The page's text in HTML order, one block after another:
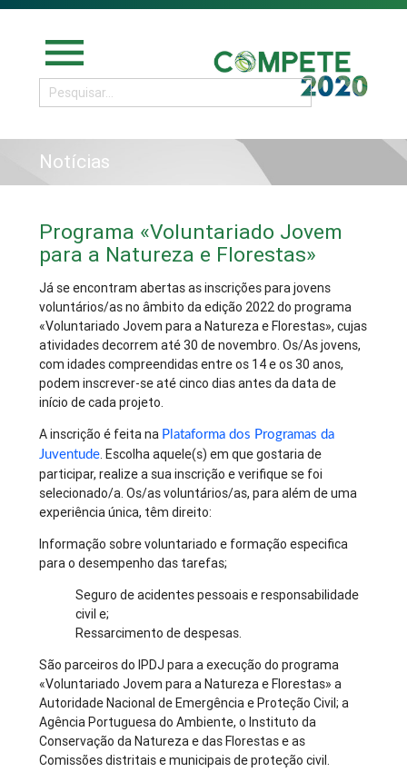
menu
Notícias
Programa «Voluntariado Jovem
para a Natureza e Florestas»
Já se encontram abertas as inscrições para jovens
voluntários/as no âmbito da edição 2022 do programa
«Voluntariado Jovem para a Natureza e Florestas», cujas
atividades decorrem até 30 de novembro. Os/As jovens,
com idades compreendidas entre os 14 e os 30 anos,
podem inscrever-se até cinco dias antes da data de
início de cada projeto.
A inscrição é feita na Plataforma dos Programas da
Juventude. Escolha aquele(s) em que gostaria de
participar, realize a sua inscrição e verifique se foi
selecionado/a. Os/as voluntários/as, para além de uma
experiência única, têm direito:
Informação sobre voluntariado e formação especifica
para o desempenho das tarefas;
Seguro de acidentes pessoais e responsabilidade
civil e;
Ressarcimento de despesas.
São parceiros do IPDJ para a execução do programa
«Voluntariado Jovem para a Natureza e Florestas» a
Autoridade Nacional de Emergência e Proteção Civil; a
Agência Portuguesa do Ambiente, o Instituto da
Conservação da Natureza e das Florestas e as
Comissões distritais e municipais de proteção civil.